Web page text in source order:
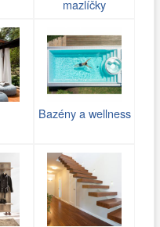
mazlíčky
Bazény a wellness